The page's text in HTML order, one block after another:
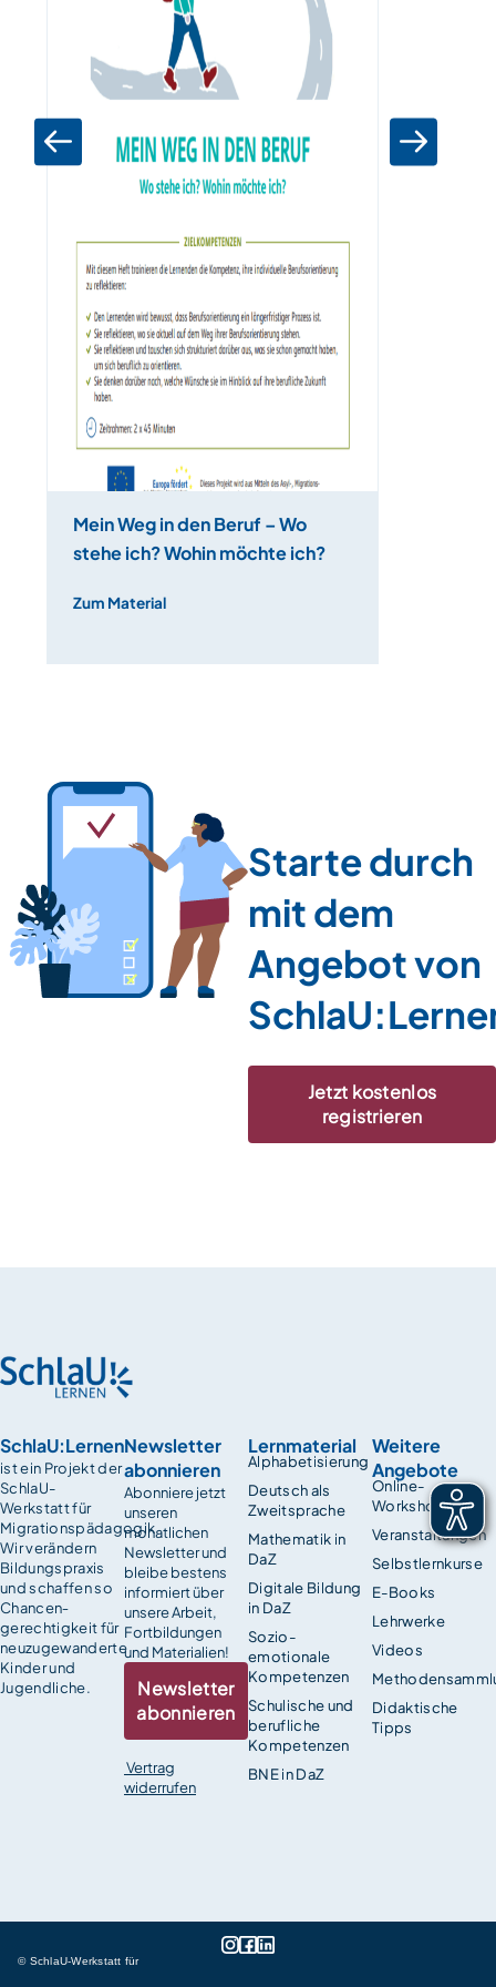
Mein Weg in den Beruf – Wo
stehe ich? Wohin möchte ich?
Zum Material
Starte durch
mit dem
Angebot von
Jetzt kostenlos
registrieren
SchlaU:Lernen
ist ein Projekt der
SchlaU-
Werkstatt für
Migrationspädagogik.
Wir verändern
Bildungspraxis
und schaffen so
Chancen­
gerechtigkeit für
neuzugewanderte
Kinder und
Jugendliche.
Lernmaterial
Alphabetisierung
Deutsch als
Zweitsprache
Mathematik in
DaZ
Digitale Bildung
in DaZ
Sozio-
emotionale
Kompetenzen
Schulische und
berufliche
Kompetenzen
BNE in DaZ
Weitere
Angebote
Online-
Workshops
Veranstaltungen
Selbstlernkurse
E-Books
Lehrwerke
Videos
Didaktische
Tipps
Newsletter
abonnieren
Abonniere jetzt
unseren
monatlichen
Newsletter und
bleibe bestens
informiert über
unsere Arbeit,
Fortbildungen
und Materialien!
Newsletter
abonnieren
Vertrag
widerrufen
© SchlaU-Werkstatt für